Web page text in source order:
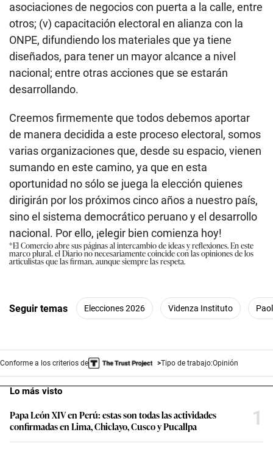
asociaciones de negocios con puerta a la calle, entre
otros; (v) capacitación electoral en alianza con la
ONPE, difundiendo los materiales que ya tiene
diseñados, para tener un mayor alcance a nivel
nacional; entre otras acciones que se estarán
desarrollando.
Creemos firmemente que todos debemos aportar
de manera decidida a este proceso electoral, somos
varias organizaciones que, desde su espacio, vienen
sumando en este camino, ya que en esta
oportunidad no sólo se juega la elección quienes
dirigirán por los próximos cinco años a nuestro país,
sino el sistema democrático peruano y el desarrollo
nacional. Por ello, ¡elegir bien comienza hoy!
*El Comercio abre sus páginas al intercambio de ideas y reflexiones. En este
marco plural, el Diario no necesariamente coincide con las opiniones de los
articulistas que las firman, aunque siempre las respeta.
Seguir temas Elecciones 2026 Videnza Instituto
Conforme a los criterios de Tipo de trabajo:Opinión
Lo más visto
Papa León XIV en Perú: estas son todas las actividades
confirmadas en Lima, Chiclayo, Cusco y Pucallpa
1